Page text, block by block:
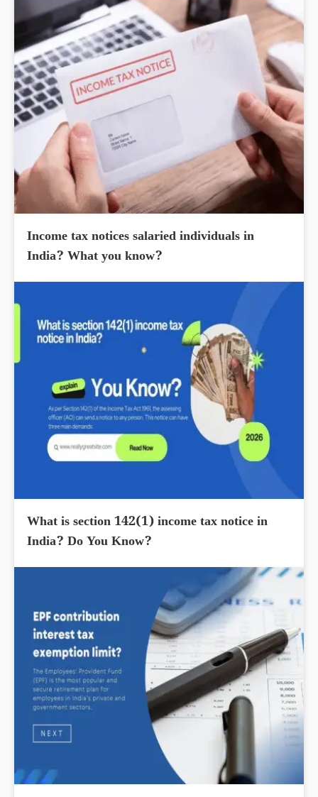
Income tax notices salaried individuals in
India? What you know?
What is section 142(1) income tax notice in
India? Do You Know?